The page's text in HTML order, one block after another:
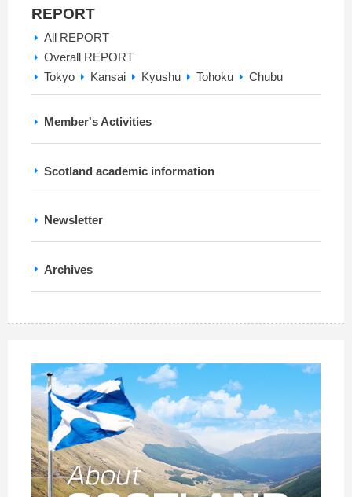
REPORT
All REPORT
Overall REPORT
Tokyo
Kansai Kyushu Tohoku Chubu
Member's Activities
Scotland academic information
Newsletter
Archives